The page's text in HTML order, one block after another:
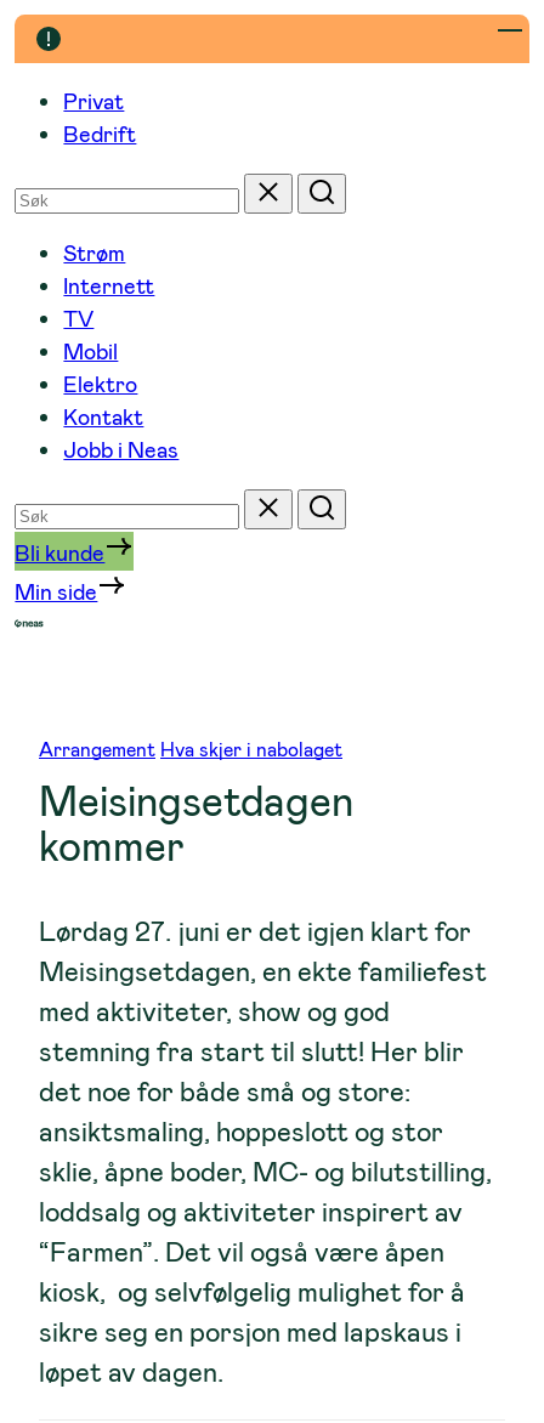
Hopp
til
innholdPrivat
Bedrift
Søk
etter
Tilbakestill
Søk
Strøm
Internett
TV
Mobil
Elektro
Kontakt
Jobb i Neas
Søk
etter
Tilbakestill
Søk
Bli kunde
Min side
Arrangement Hva skjer i nabolaget
Meisingsetdagen
kommer
Lørdag 27. juni er det igjen klart for
Meisingsetdagen, en ekte familiefest
med aktiviteter, show og god
stemning fra start til slutt! Her blir
det noe for både små og store:
ansiktsmaling, hoppeslott og stor
sklie, åpne boder, MC- og bilutstilling,
loddsalg og aktiviteter inspirert av
“Farmen”. Det vil også være åpen
kiosk, og selvfølgelig mulighet for å
sikre seg en porsjon med lapskaus i
løpet av dagen.